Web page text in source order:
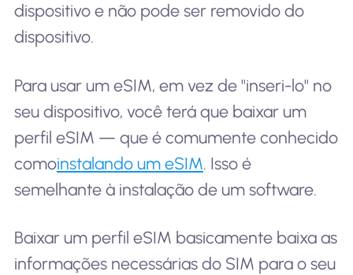
dispositivo e não pode ser removido do
dispositivo.
Para usar um eSIM, em vez de "inseri-lo" no
seu dispositivo, você terá que baixar um
perfil eSIM — que é comumente conhecido
comoinstalando um eSIM. Isso é
semelhante à instalação de um software.
Baixar um perfil eSIM basicamente baixa as
informações necessárias do SIM para o seu